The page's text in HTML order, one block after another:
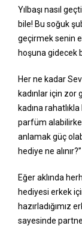
Yılbaşı nasıl
bile! Bu soğuk
geçirmek senin
hoşuna gidecek
Her ne kadar
kadınlar için zor
kadına
parfüm
anlamak güç
hediye ne
Eğer aklında
hediyesi erkek
hazırladığımız
sayesinde